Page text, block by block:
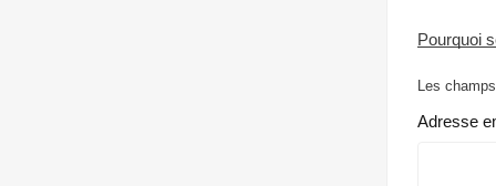
Pourquoi
Les
Adresse